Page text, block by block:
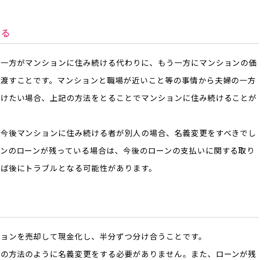
方がマンションに住み続ける代わりに、もう一方にマンションの価
すことです。マンションと職場が近いこと等の事情から夫婦の一方
たい場合、上記の方法をとることでマンションに住み続けることが
後マンションに住み続ける者が別人の場合、名義変更をすべきでし
のローンが残っている場合は、今後のローンの支払いに関する取り
後にトラブルとなる可能性があります。
ンを売却して現金化し、半分ずつ分け合うことです。
方法のように名義変更をする必要がありません。また、ローンが残